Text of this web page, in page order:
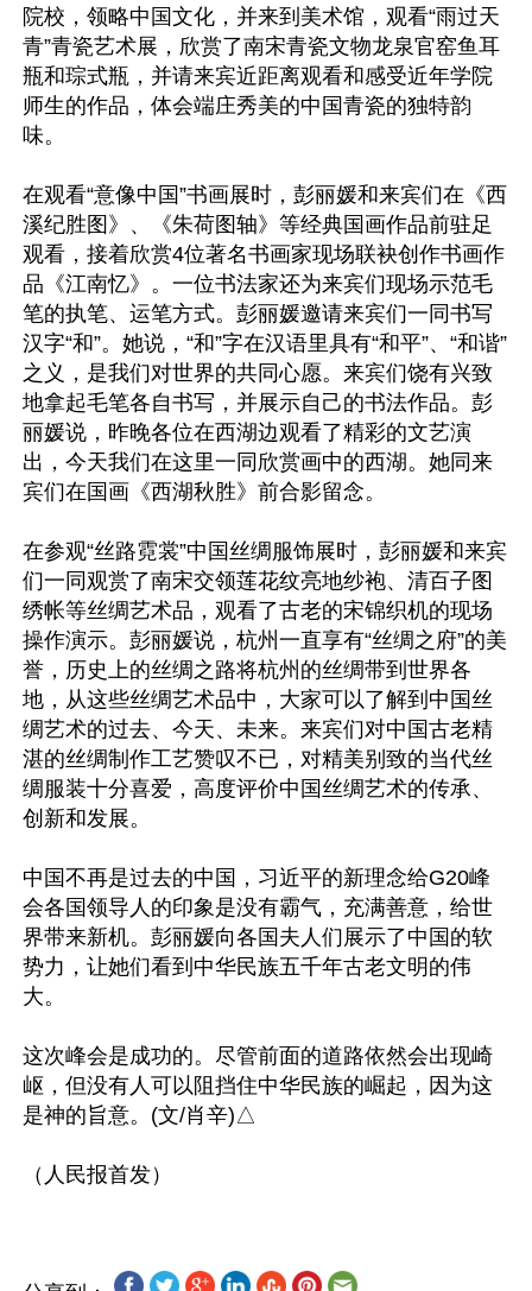
院校，领略中国文化，并来到美术馆，观看“雨过天
青”青瓷艺术展，欣赏了南宋青瓷文物龙泉官窑鱼耳
瓶和琮式瓶，并请来宾近距离观看和感受近年学院
师生的作品，体会端庄秀美的中国青瓷的独特韵
味。
在观看“意像中国”书画展时，彭丽媛和来宾们在《西
溪纪胜图》、《朱荷图轴》等经典国画作品前驻足
观看，接着欣赏4位著名书画家现场联袂创作书画作
品《江南忆》。一位书法家还为来宾们现场示范毛
笔的执笔、运笔方式。彭丽媛邀请来宾们一同书写
汉字“和”。她说，“和”字在汉语里具有“和平”、“和谐”
之义，是我们对世界的共同心愿。来宾们饶有兴致
地拿起毛笔各自书写，并展示自己的书法作品。彭
丽媛说，昨晚各位在西湖边观看了精彩的文艺演
出，今天我们在这里一同欣赏画中的西湖。她同来
宾们在国画《西湖秋胜》前合影留念。
在参观“丝路霓裳”中国丝绸服饰展时，彭丽媛和来宾
们一同观赏了南宋交领莲花纹亮地纱袍、清百子图
绣帐等丝绸艺术品，观看了古老的宋锦织机的现场
操作演示。彭丽媛说，杭州一直享有“丝绸之府”的美
誉，历史上的丝绸之路将杭州的丝绸带到世界各
地，从这些丝绸艺术品中，大家可以了解到中国丝
绸艺术的过去、今天、未来。来宾们对中国古老精
湛的丝绸制作工艺赞叹不已，对精美别致的当代丝
绸服装十分喜爱，高度评价中国丝绸艺术的传承、
创新和发展。
中国不再是过去的中国，习近平的新理念给G20峰
会各国领导人的印象是没有霸气，充满善意，给世
界带来新机。彭丽媛向各国夫人们展示了中国的软
势力，让她们看到中华民族五千年古老文明的伟
大。
这次峰会是成功的。尽管前面的道路依然会出现崎
岖，但没有人可以阻挡住中华民族的崛起，因为这
是神的旨意。(文/肖辛)△